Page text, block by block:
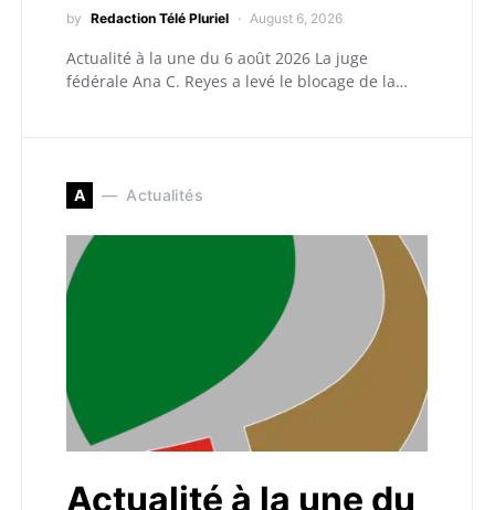
by Redaction Télé Pluriel August 6, 2026
Actualité à la une du 6 août 2026 La juge
fédérale Ana C. Reyes a levé le blocage de la…
A Actualités
Actualité à la une du